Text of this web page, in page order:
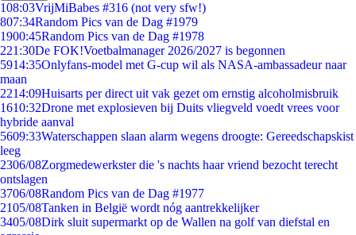
108:03VrijMiBabes #316 (not very sfw!)
807:34Random Pics van de Dag #1979
1900:45Random Pics van de Dag #1978
221:30De FOK!Voetbalmanager 2026/2027 is begonnen
5914:35Onlyfans-model met G-cup wil als NASA-ambassadeur naar
maan
2214:09Huisarts per direct uit vak gezet om ernstig alcoholmisbruik
1610:32Drone met explosieven bij Duits vliegveld voedt vrees voor
hybride aanval
5609:33Waterschappen slaan alarm wegens droogte: Gereedschapskist
leeg
2306/08Zorgmedewerkster die 's nachts haar vriend bezocht terecht
ontslagen
3706/08Random Pics van de Dag #1977
2105/08Tanken in België wordt nóg aantrekkelijker
3405/08Dirk sluit supermarkt op de Wallen na golf van diefstal en